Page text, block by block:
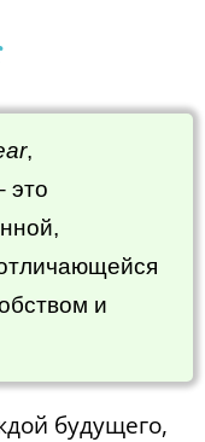
,
это
и
будущего,